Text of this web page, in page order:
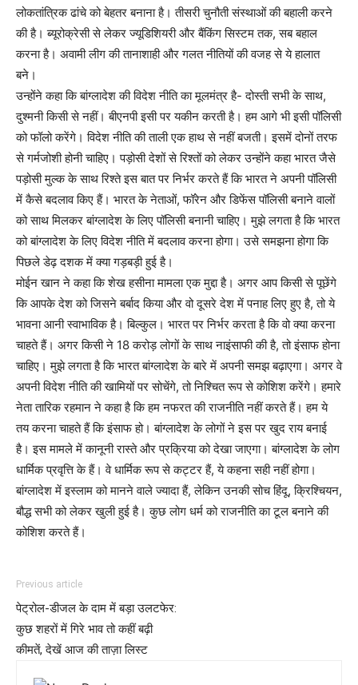
लोकतांत्रिक ढांचे को बेहतर बनाना है। तीसरी चुनौती संस्थाओं की बहाली करने
की है। ब्यूरोक्रेसी से लेकर ज्यूडिशियरी और बैंकिंग सिस्टम तक, सब बहाल
करना है। अवामी लीग की तानाशाही और गलत नीतियों की वजह से ये हालात
बने।
उन्होंने कहा कि बांग्लादेश की विदेश नीति का मूलमंत्र है- दोस्ती सभी के साथ,
दुश्मनी किसी से नहीं। बीएनपी इसी पर यकीन करती है। हम आगे भी इसी पॉलिसी
को फॉलो करेंगे। विदेश नीति की ताली एक हाथ से नहीं बजती। इसमें दोनों तरफ
से गर्मजोशी होनी चाहिए। पड़ोसी देशों से रिश्तों को लेकर उन्होंने कहा भारत जैसे
पड़ोसी मुल्क के साथ रिश्ते इस बात पर निर्भर करते हैं कि भारत ने अपनी पॉलिसी
में कैसे बदलाव किए हैं। भारत के नेताओं, फॉरेन और डिफेंस पॉलिसी बनाने वालों
को साथ मिलकर बांग्लादेश के लिए पॉलिसी बनानी चाहिए। मुझे लगता है कि भारत
को बांग्लादेश के लिए विदेश नीति में बदलाव करना होगा। उसे समझना होगा कि
पिछले डेढ़ दशक में क्या गड़बड़ी हुई है।
मोईन खान ने कहा कि शेख हसीना मामला एक मुद्दा है। अगर आप किसी से पूछेंगे
कि आपके देश को जिसने बर्बाद किया और वो दूसरे देश में पनाह लिए हुए है, तो ये
भावना आनी स्वाभाविक है। बिल्कुल। भारत पर निर्भर करता है कि वो क्या करना
चाहते हैं। अगर किसी ने 18 करोड़ लोगों के साथ नाइंसाफी की है, तो इंसाफ होना
चाहिए। मुझे लगता है कि भारत बांग्लादेश के बारे में अपनी समझ बढ़ाएगा। अगर वे
अपनी विदेश नीति की खामियों पर सोचेंगे, तो निश्चित रूप से कोशिश करेंगे। हमारे
नेता तारिक रहमान ने कहा है कि हम नफरत की राजनीति नहीं करते हैं। हम ये
तय करना चाहते हैं कि इंसाफ हो। बांग्लादेश के लोगों ने इस पर खुद राय बनाई
है। इस मामले में कानूनी रास्ते और प्रक्रिया को देखा जाएगा। बांग्लादेश के लोग
धार्मिक प्रवृत्ति के हैं। वे धार्मिक रूप से कट्टर हैं, ये कहना सही नहीं होगा।
बांग्लादेश में इस्लाम को मानने वाले ज्यादा हैं, लेकिन उनकी सोच हिंदू, क्रिश्चियन,
बौद्ध सभी को लेकर खुली हुई है। कुछ लोग धर्म को राजनीति का टूल बनाने की
कोशिश करते हैं।
Previous article
पेट्रोल-डीजल के दाम में बड़ा उलटफेर:
कुछ शहरों में गिरे भाव तो कहीं बढ़ी
कीमतें, देखें आज की ताज़ा लिस्ट